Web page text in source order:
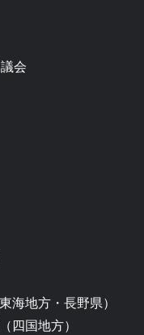
会
東海地方・長野県）
（四国地方）